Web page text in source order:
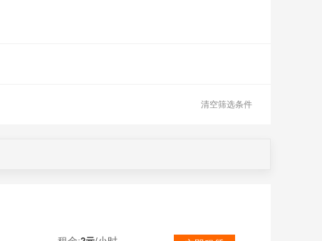
清空筛选条件